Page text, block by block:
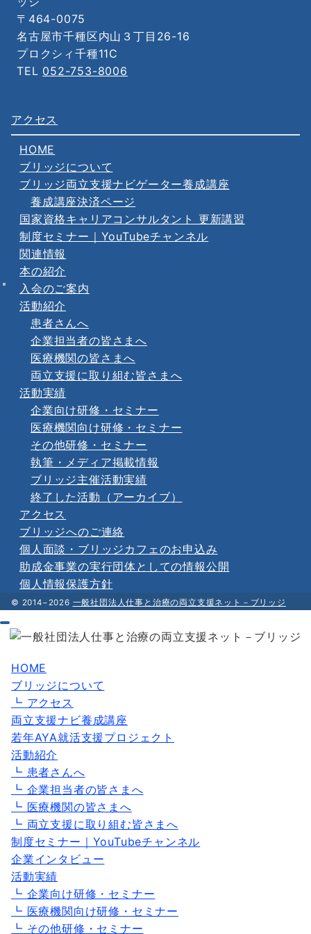
〒464-0075
名古屋市千種区内山３丁目26-16
プロクシィ千種11C
TEL 052-753-8006
アクセス
HOME
ブリッジについて
ブリッジ両立支援ナビゲーター養成講座
養成講座決済ページ
国家資格キャリアコンサルタント 更新講習
制度セミナー｜YouTubeチャンネル
関連情報
本の紹介
入会のご案内
活動紹介
患者さんへ
企業担当者の皆さまへ
医療機関の皆さまへ
両立支援に取り組む皆さまへ
活動実績
企業向け研修・セミナー
医療機関向け研修・セミナー
その他研修・セミナー
執筆・メディア掲載情報
ブリッジ主催活動実績
終了した活動（アーカイブ）
アクセス
ブリッジへのご連絡
個人面談・ブリッジカフェのお申込み
助成金事業の実行団体としての情報公開
個人情報保護方針
© 2014−2026 一般社団法人仕事と治療の両立支援ネット－ブリッジ
HOME
ブリッジについて
┗ アクセス
両立支援ナビ養成講座
若年AYA就活支援プロジェクト
活動紹介
┗ 患者さんへ
┗ 企業担当者の皆さまへ
┗ 医療機関の皆さまへ
┗ 両立支援に取り組む皆さまへ
制度セミナー｜YouTubeチャンネル
企業インタビュー
活動実績
┗ 企業向け研修・セミナー
┗ 医療機関向け研修・セミナー
┗ その他研修・セミナー